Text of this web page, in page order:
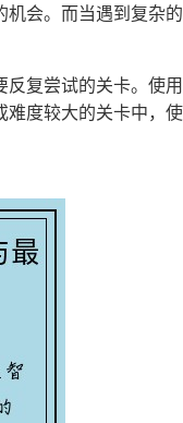
会。而当遇到复杂
复尝试的关卡。使
度较大的关卡中，